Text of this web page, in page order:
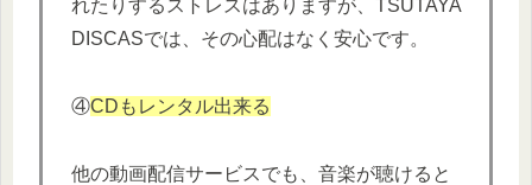
れたりするストレスはありますが、TSUTAYA
DISCASでは、その心配はなく安心です。
④CDもレンタル出来る
他の動画配信サービスでも、音楽が聴けると